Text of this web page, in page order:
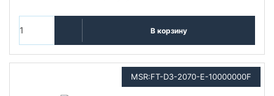
В корзину
MSR:FT-D3-2070-E-10000000F